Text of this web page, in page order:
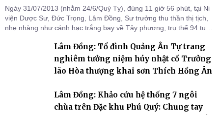
Ngày 31/07/2013 (nhằm 24/6/Quý Tỵ), đúng 11 giờ 56 phút, tại Ni
viện Dược Sư, Đức Trọng, Lâm Đồng, Sư trưởng thu thần thị tịch,
nhẹ nhàng như cánh hạc trắng bay về Tây phương, trụ thế 94 tuổi
Lâm Đồng: Tổ đình Quảng Ân Tự trang
nghiêm tưởng niệm húy nhật cố Trưởng
lão Hòa thượng khai sơn Thích Hồng Ân
Lâm Đồng: Khảo cứu hệ thống 7 ngôi
chùa trên Đặc khu Phú Quý: Chung tay